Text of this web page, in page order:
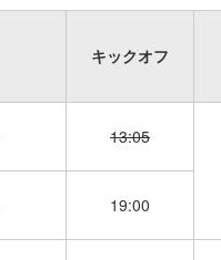
キックオフ
13:05
19:00